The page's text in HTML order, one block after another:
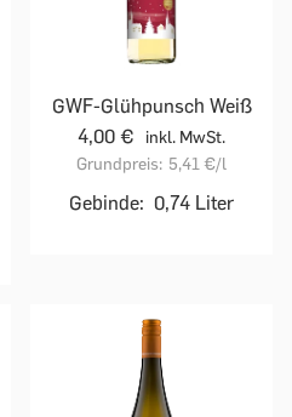
GWF-Glühpunsch Weiß
4,00 €
inkl. MwSt.
Grundpreis: 5,41 €/l
Gebinde: 0,74 Liter